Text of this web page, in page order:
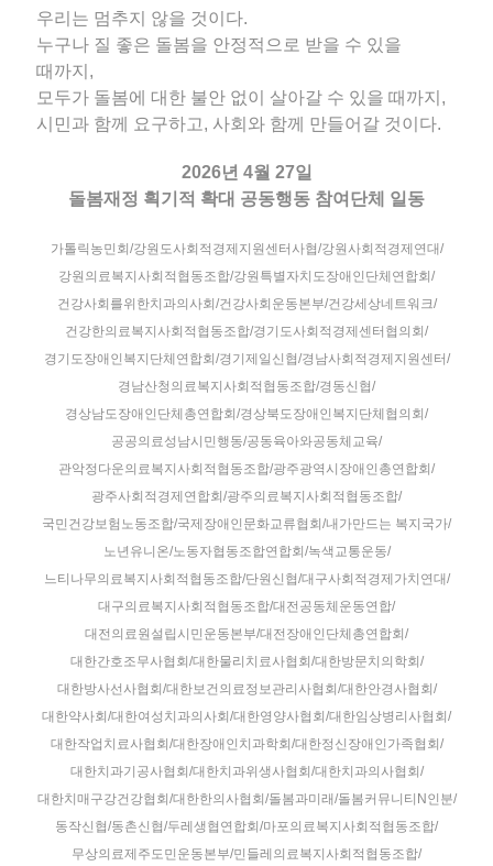
우리는 멈추지 않을 것이다.
누구나 질 좋은 돌봄을 안정적으로 받을 수 있을
때까지,
모두가 돌봄에 대한 불안 없이 살아갈 수 있을 때까지,
시민과 함께 요구하고, 사회와 함께 만들어갈 것이다.
2026년 4월 27일
돌봄재정 획기적 확대 공동행동 참여단체 일동
가톨릭농민회/강원도사회적경제지원센터사협/강원사회적경제연대/
강원의료복지사회적협동조합/강원특별자치도장애인단체연합회/
건강사회를위한치과의사회/건강사회운동본부/건강세상네트워크/
건강한의료복지사회적협동조합/경기도사회적경제센터협의회/
경기도장애인복지단체연합회/경기제일신협/경남사회적경제지원센터/
경남산청의료복지사회적협동조합/경동신협/
경상남도장애인단체총연합회/경상북도장애인복지단체협의회/
공공의료성남시민행동/공동육아와공동체교육/
관악정다운의료복지사회적협동조합/광주광역시장애인총연합회/
광주사회적경제연합회/광주의료복지사회적협동조합/
국민건강보험노동조합/국제장애인문화교류협회/내가만드는 복지국가/
노년유니온/노동자협동조합연합회/녹색교통운동/
느티나무의료복지사회적협동조합/단원신협/대구사회적경제가치연대/
대구의료복지사회적협동조합/대전공동체운동연합/
대전의료원설립시민운동본부/대전장애인단체총연합회/
대한간호조무사협회/대한물리치료사협회/대한방문치의학회/
대한방사선사협회/대한보건의료정보관리사협회/대한안경사협회/
대한약사회/대한여성치과의사회/대한영양사협회/대한임상병리사협회/
대한작업치료사협회/대한장애인치과학회/대한정신장애인가족협회/
대한치과기공사협회/대한치과위생사협회/대한치과의사협회/
대한치매구강건강협회/대한한의사협회/돌봄과미래/돌봄커뮤니티N인분/
동작신협/동촌신협/두레생협연합회/마포의료복지사회적협동조합/
무상의료제주도민운동본부/민들레의료복지사회적협동조합/